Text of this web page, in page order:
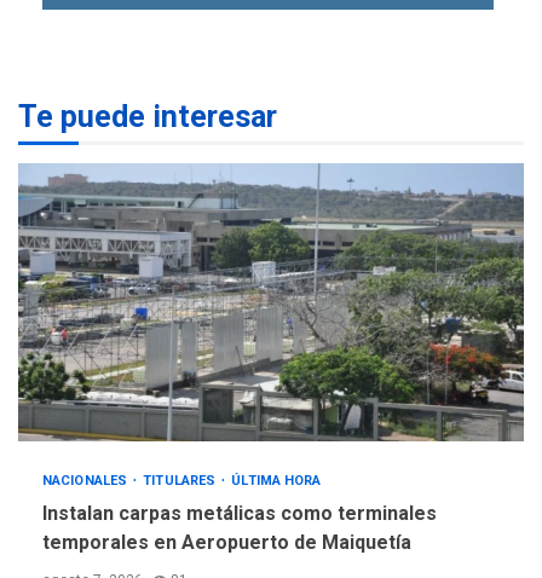
5
Hiroshima 81 años de la
debacle atómica. Japón
debate principios no
nucleares
Te puede interesar
NACIONALES TITULARES ÚLTIMA HORA
Instalan carpas metálicas como terminales
temporales en Aeropuerto de Maiquetía